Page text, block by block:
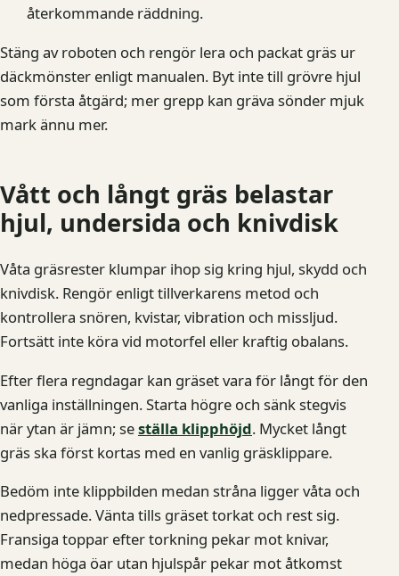
återkommande räddning.
Stäng av roboten och rengör lera och packat gräs ur
däckmönster enligt manualen. Byt inte till grövre hjul
som första åtgärd; mer grepp kan gräva sönder mjuk
mark ännu mer.
Vått och långt gräs belastar
hjul, undersida och knivdisk
Våta gräsrester klumpar ihop sig kring hjul, skydd och
knivdisk. Rengör enligt tillverkarens metod och
kontrollera snören, kvistar, vibration och missljud.
Fortsätt inte köra vid motorfel eller kraftig obalans.
Efter flera regndagar kan gräset vara för långt för den
vanliga inställningen. Starta högre och sänk stegvis
när ytan är jämn; seställa klipphöjd. Mycket långt
gräs ska först kortas med en vanlig gräsklippare.
Bedöm inte klippbilden medan stråna ligger våta och
nedpressade. Vänta tills gräset torkat och rest sig.
Fransiga toppar efter torkning pekar mot knivar,
medan höga öar utan hjulspår pekar mot åtkomst